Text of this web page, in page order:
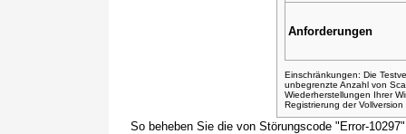
So beheben Sie die von Störungscode "Error-
Anforderungen
Einschränkungen: Die
unbegrenzte Anzahl von
Wiederherstellungen Ihrer
Registrierung der